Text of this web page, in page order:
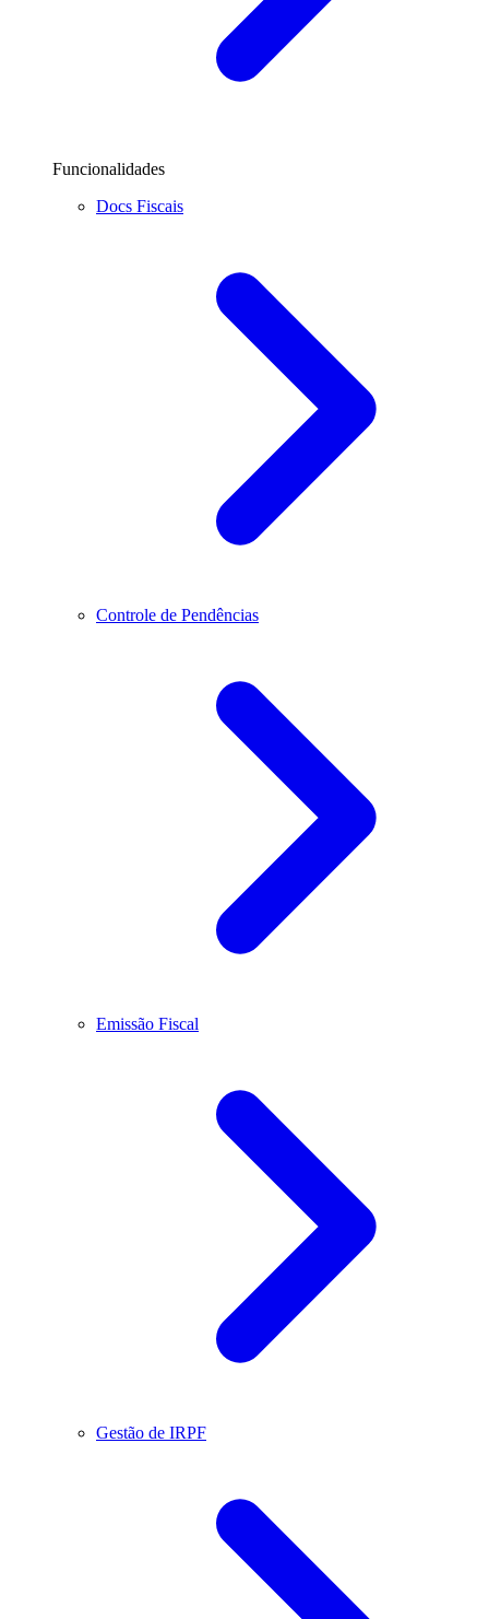
Funcionalidades
Docs Fiscais
Controle de Pendências
Emissão Fiscal
Gestão de IRPF